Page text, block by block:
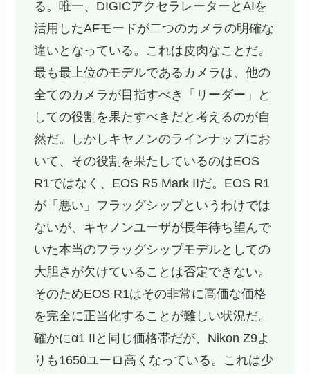
る。唯一、DIGICアクセラレーターとAIを
活用したAFモードが二つのカメラの明確な
違いとなっている。これは皮肉なことだ。
最も最上位のモデルであるカメラは、他の
全てのカメラが目指すべき「リーダー」と
しての役割を果たすべきだと考えるのが自
然だ。しかしキヤノンのラインナップにお
いて、その役割を果たしているのはEOS
R1ではなく、EOS R5 Mark IIだ。EOS R1
が「悪い」フラッグシップというわけでは
ないが、キヤノンユーザが長年待ち望んで
いた本当のフラッグシップモデルとしての
大胆さが欠けていることは否定できない。
そのためEOS R1はその非常に高価な価格
を完全に正当化することが難しい状況だ。
確かにα1 IIと同じ価格帯だが、Nikon Z9よ
りも1650ユーロ高くなっている。これは少